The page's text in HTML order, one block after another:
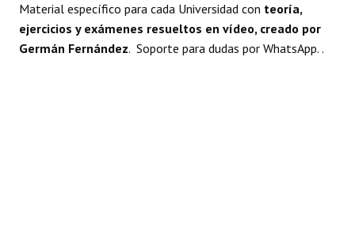
SÍNTESIS
ESPECTROSCOPÍA
Material específico para cada Universidad con teoría,
ejercicios y exámenes resueltos en vídeo, creado por
Germán Fernández. Soporte para dudas por WhatsApp. .